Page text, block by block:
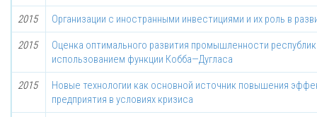
2015 Организации с иностранными инвестициями и их роль в
2015
Оценка оптимального развития промышленности
использованием функции Кобба—Дугласа
2015
Новые технологии как основной источник повышения
предприятия в условиях кризиса